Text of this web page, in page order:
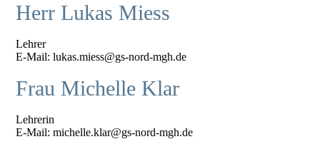
Herr Lukas Miess
Lehrer
E-Mail: lukas.miess@gs-nord-mgh.de
Frau Michelle Klar
Lehrerin
E-Mail: michelle.klar@gs-nord-mgh.de